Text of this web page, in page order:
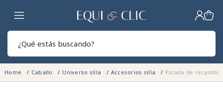
Hogar
Home Caballo Universo silla Accesorios silla Pisada de